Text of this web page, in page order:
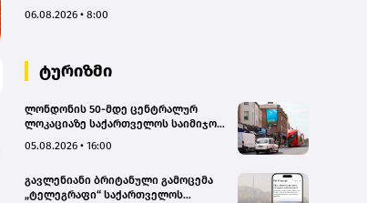
06.08.2026 • 8:00
ტურიზმი
ლონდონის 50-მდე ცენტრალურ
ლოკაციაზე საქართველოს საიმიჯო
05.08.2026 • 16:00
გავლენიანი ბრიტანული გამოცემა
„ტელეგრაფი“ საქართველოს